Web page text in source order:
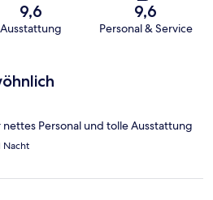
9,6
Ausstattung
9,6
Personal & Service
Personal und tolle Ausstattung
Nacht